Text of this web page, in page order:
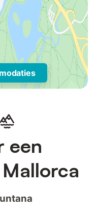
een